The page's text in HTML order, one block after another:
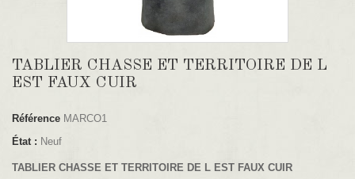
TABLIER CHASSE ET TERRITOIRE DE L
EST FAUX CUIR
Référence MARCO1
État : Neuf
TABLIER CHASSE ET TERRITOIRE DE L EST FAUX CUIR